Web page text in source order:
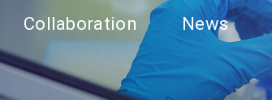
Collaboration News